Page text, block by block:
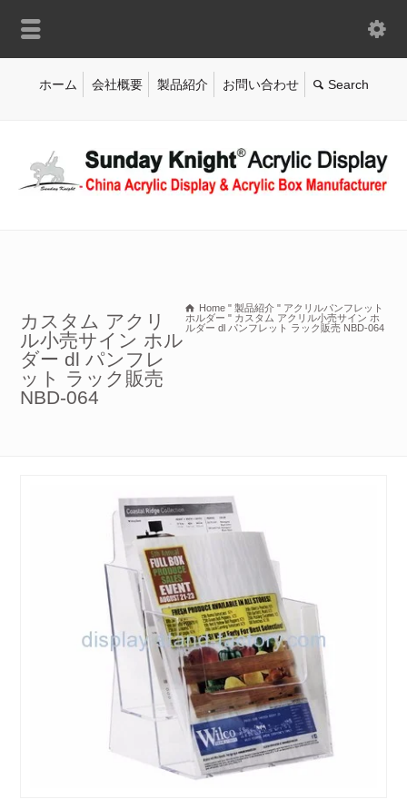
ホーム 会社概要 製品紹介 お問い合わせ
カスタム アクリ
ル小売サイン ホル
ダー dl パンフレ
ット ラック販売
NBD-064
Home " 製品紹介 " アクリルパンフレット
ホルダー " カスタム アクリル小売サイン ホ
ルダー dl パンフレット ラック販売 NBD-064